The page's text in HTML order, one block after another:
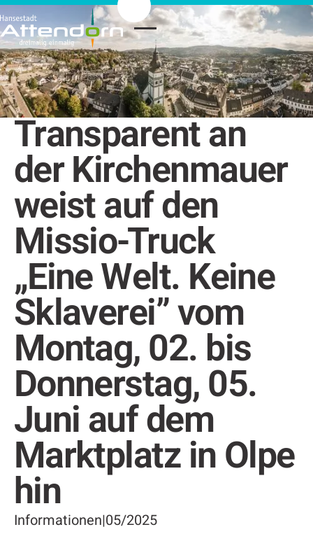
Transparent an
der Kirchenmauer
weist auf den
Missio-Truck
„Eine Welt. Keine
Sklaverei” vom
Montag, 02. bis
Donnerstag, 05.
Juni auf dem
Marktplatz in Olpe
hin
Informationen|05/2025